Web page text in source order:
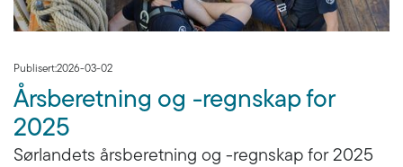
Publisert:2026-03-02
Årsberetning og -regnskap for
2025
Sørlandets årsberetning og -regnskap for 2025